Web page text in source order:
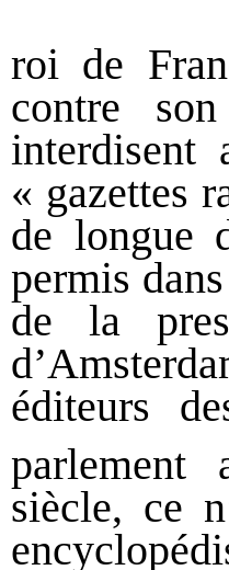
roi de
contre
interdisent
« gazettes
de longue
permis
de la
éditeurs
parlement
siècle, ce